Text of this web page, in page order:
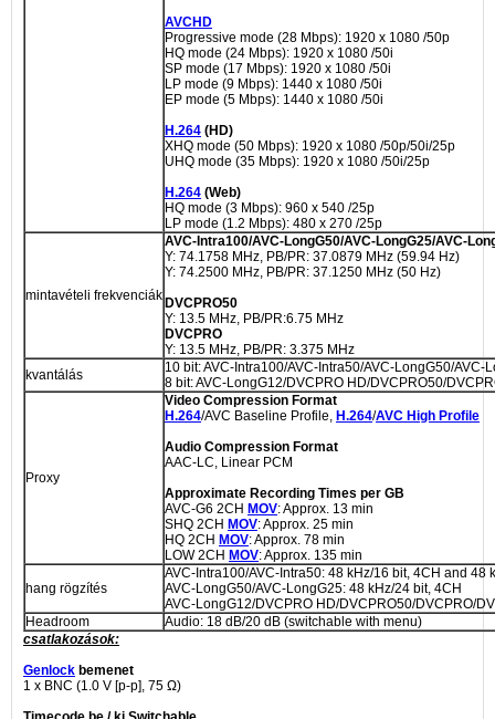
AVCHD
Progressive mode (28 Mbps): 1920 x 1080 /50p
HQ mode (24 Mbps): 1920 x 1080 /50i
SP mode (17 Mbps): 1920 x 1080 /50i
LP mode (9 Mbps): 1440 x 1080 /50i
EP mode (5 Mbps): 1440 x 1080 /50i
H.264 (HD)
XHQ mode (50 Mbps): 1920 x 1080 /50p/50i/25p
UHQ mode (35 Mbps): 1920 x 1080 /50i/25p
H.264 (Web)
HQ mode (3 Mbps): 960 x 540 /25p
LP mode (1.2 Mbps): 480 x 270 /25p
mintavételi frekvenciák
AVC-Intra100/AVC-LongG50/AVC-LongG25/AVC-
Y: 74.1758 MHz, PB/PR: 37.0879 MHz (59.94 Hz)
Y: 74.2500 MHz, PB/PR: 37.1250 MHz (50 Hz)
DVCPRO50
Y: 13.5 MHz, PB/PR:6.75 MHz
DVCPRO
Y: 13.5 MHz, PB/PR: 3.375 MHz
kvantálás
10 bit: AVC-Intra100/AVC-Intra50/AVC-LongG50/AVC-
8 bit: AVC-LongG12/DVCPRO HD/DVCPRO50/
Proxy
Video Compression Format
H.264/AVC Baseline Profile, H.264/AVC High Profile
Audio Compression Format
AAC-LC, Linear PCM
Approximate Recording Times per GB
AVC-G6 2CH MOV: Approx. 13 min
SHQ 2CH MOV: Approx. 25 min
HQ 2CH MOV: Approx. 78 min
LOW 2CH MOV: Approx. 135 min
hang rögzítés
AVC-Intra100/AVC-Intra50: 48 kHz/16 bit, 4CH and 48
AVC-LongG50/AVC-LongG25: 48 kHz/24 bit, 4CH
AVC-LongG12/DVCPRO HD/DVCPRO50/DVCPRO/
Headroom
Audio: 18 dB/20 dB (switchable with menu)
csatlakozások:
Genlock bemenet
1 x BNC (1.0 V [p-p], 75 Ω)